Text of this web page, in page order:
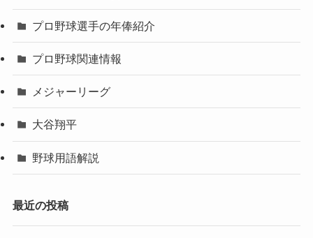
プロ野球選手の年俸紹介
プロ野球関連情報
メジャーリーグ
大谷翔平
野球用語解説
最近の投稿